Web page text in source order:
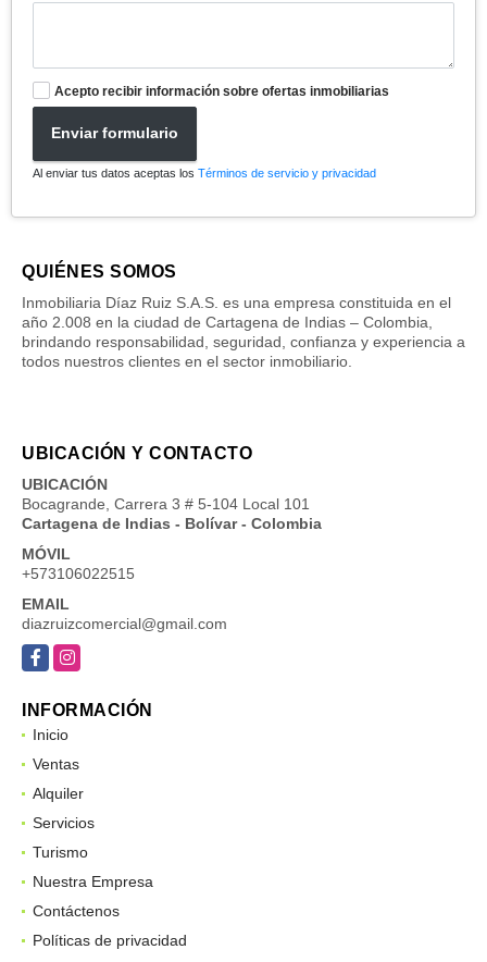
Acepto recibir información sobre ofertas inmobiliarias
Enviar formulario
Al enviar tus datos aceptas los Términos de servicio y privacidad
QUIÉNES SOMOS
Inmobiliaria Díaz Ruiz S.A.S. es una empresa constituida en el
año 2.008 en la ciudad de Cartagena de Indias – Colombia,
brindando responsabilidad, seguridad, confianza y experiencia a
todos nuestros clientes en el sector inmobiliario.
UBICACIÓN Y CONTACTO
UBICACIÓN
Bocagrande, Carrera 3 # 5-104 Local 101
Cartagena de Indias - Bolívar - Colombia
MÓVIL
+573106022515
EMAIL
diazruizcomercial@gmail.com
FacebookInstagram
INFORMACIÓN
Inicio
Ventas
Alquiler
Servicios
Turismo
Nuestra Empresa
Contáctenos
Políticas de privacidad